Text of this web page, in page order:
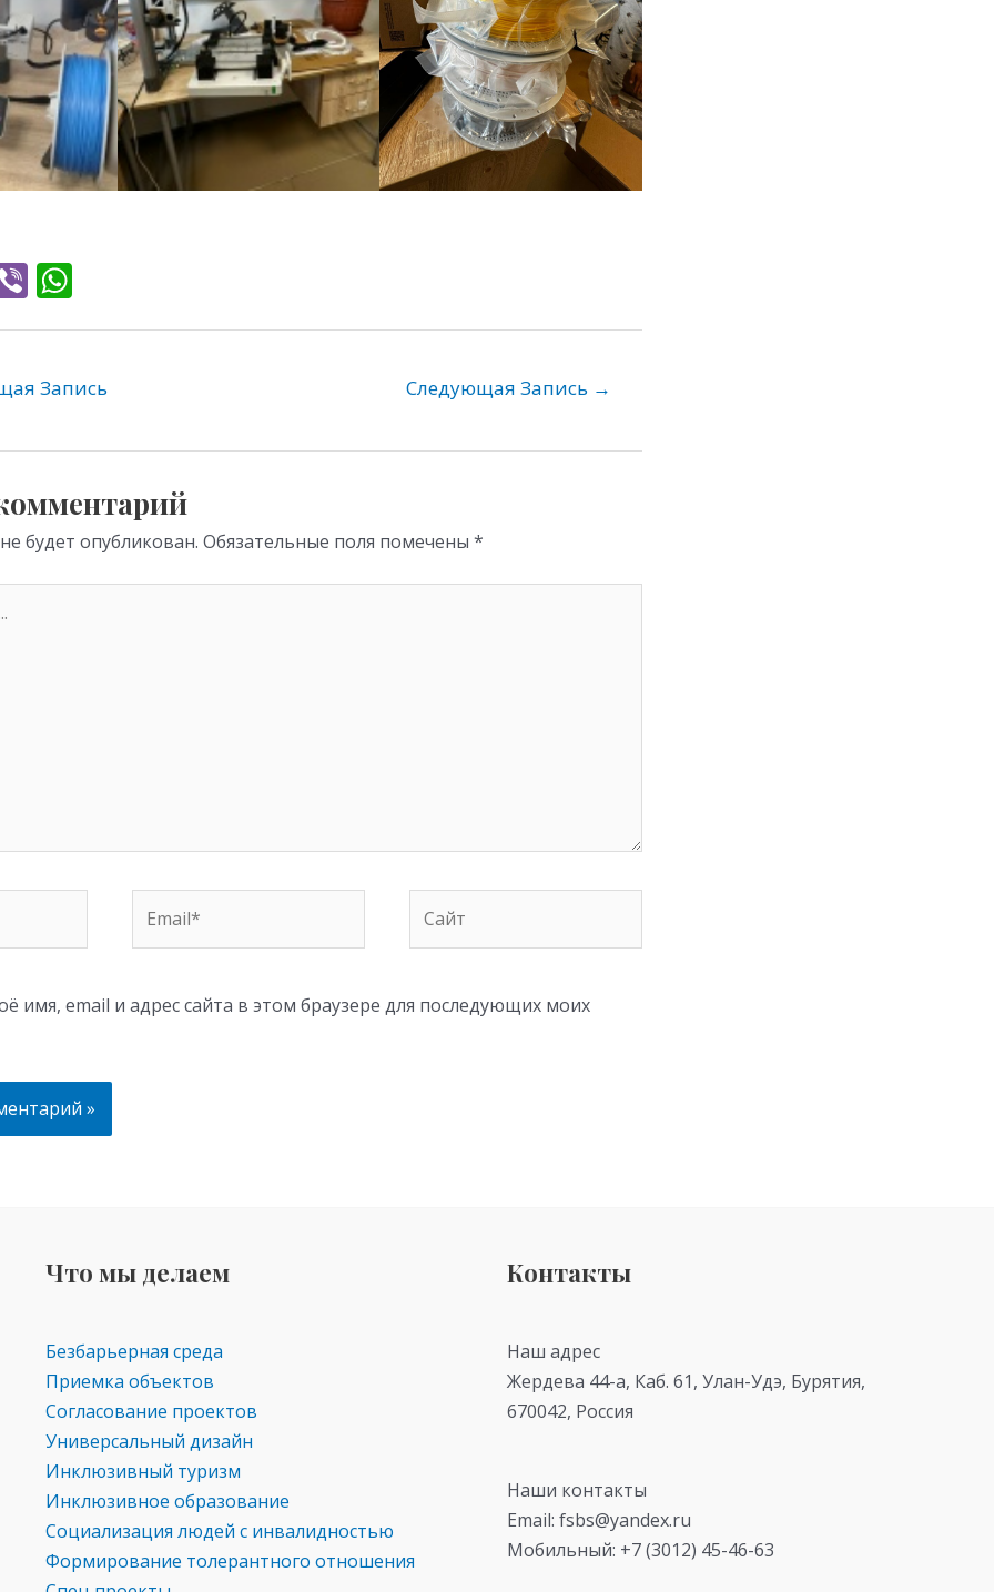
Vi
s
p
p
Запись Следующая Запись →
будет опубликован. Обязательные поля помечены *
имя, email и адрес сайта в этом браузере для последующих моих
Что мы делаем
Безбарьерная среда
Приемка объектов
Согласование проектов
Универсальный дизайн
Инклюзивный туризм
Инклюзивное образование
Социализация людей с инвалидностью
Формирование толерантного отношения
Контакты
Наш адрес
Жердева 44-а, Каб. 61, Улан-Удэ, Бурятия,
670042, Россия
Наши контакты
Email: fsbs@yandex.ru
Мобильный: +7 (3012) 45-46-63